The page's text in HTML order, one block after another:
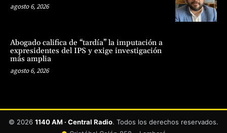
agosto 6, 2026
Abogado califica de “tardía” la imputación a
expresidentes del IPS y exige investigación
más amplia
agosto 6, 2026
© 2026 1140 AM · Central Radio. Todos los derechos reservados.